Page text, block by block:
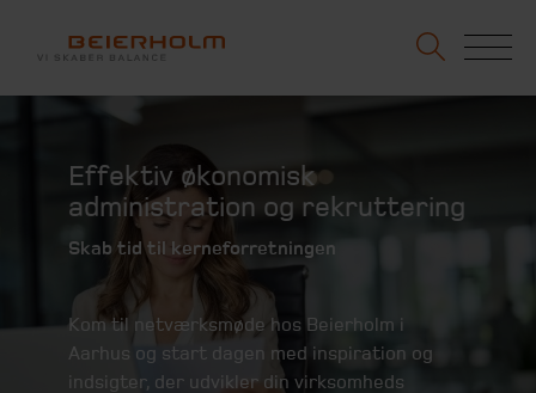
Effektiv økonomisk
administration og rekruttering
Skab tid til kerneforretningen
Kom til netværksmøde hos Beierholm i
Aarhus og start dagen med inspiration og
indsigter, der udvikler din virksomheds